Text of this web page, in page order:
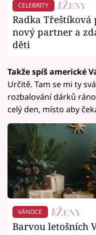
CELEBRITY
Radka
nový partner a
děti
Takže spíš americké
Určitě. Tam se mi ty
rozbalování dárků
celý den, místo aby
VÁNOCE
Barvou letošních